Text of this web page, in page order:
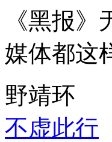
《黑报
媒体都这
野靖环
不虚此行